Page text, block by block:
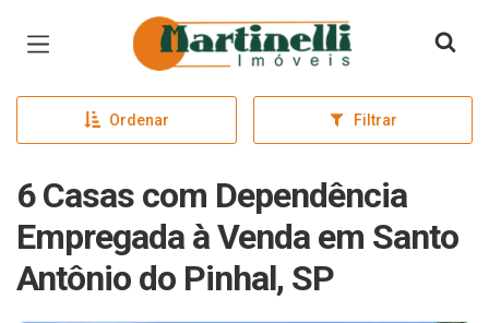
Página inicial
Ordenar Filtrar
6 Casas com Dependência
Empregada à Venda em Santo
Antônio do Pinhal, SP